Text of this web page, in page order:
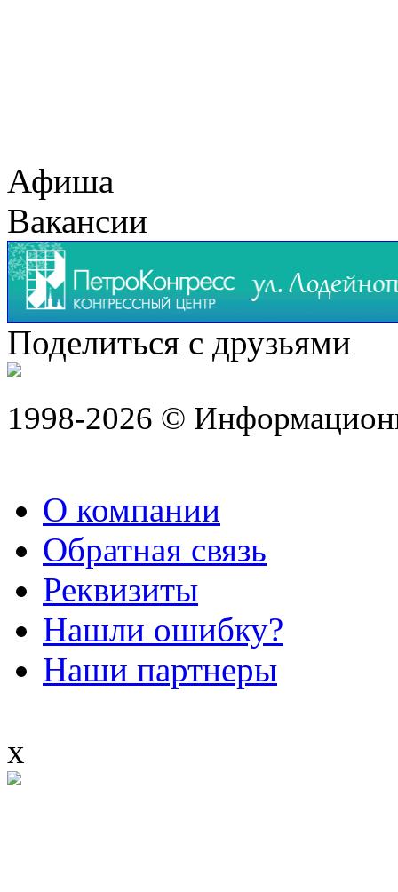
Афиша
Вакансии
Поделиться с друзьями
1998-2026 ©
О компании
Обратная связь
Реквизиты
Нашли ошибку?
Наши партнеры
x